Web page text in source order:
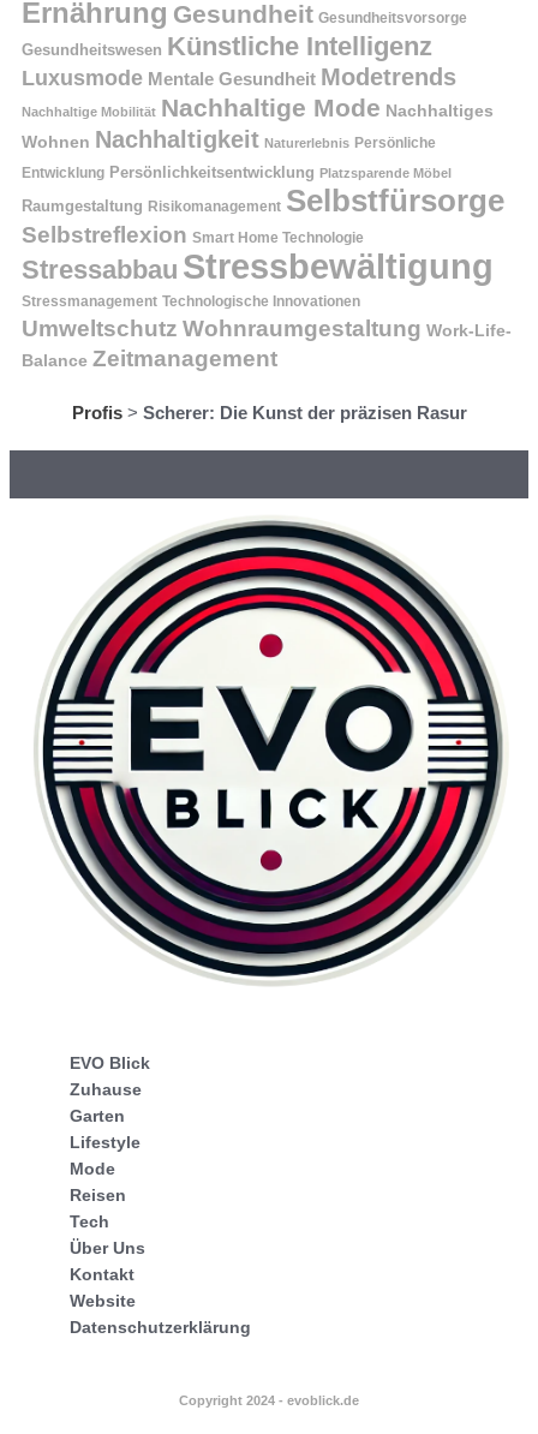
Ernährung Gesundheit Gesundheitsvorsorge
Gesundheitswesen Künstliche Intelligenz
Luxusmode Mentale Gesundheit Modetrends
Nachhaltige Mobilität Nachhaltige Mode Nachhaltiges
Wohnen Nachhaltigkeit Naturerlebnis Persönliche
Entwicklung Persönlichkeitsentwicklung Platzsparende Möbel
Raumgestaltung Risikomanagement Selbstfürsorge
Selbstreflexion Smart Home Technologie
Stressabbau Stressbewältigung
Stressmanagement Technologische Innovationen
Umweltschutz Wohnraumgestaltung Work-Life-
Balance Zeitmanagement
Profis> Scherer: Die Kunst der präzisen Rasur
EVO Blick
Zuhause
Garten
Lifestyle
Mode
Reisen
Tech
Über Uns
Kontakt
Website
Datenschutzerklärung
Copyright 2024 - evoblick.de